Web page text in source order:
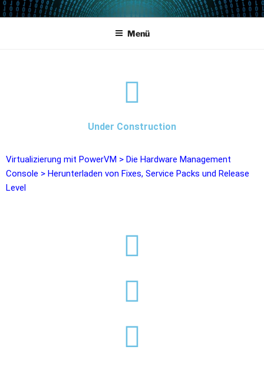
POWERCAMPUS 01
Home of the LPAR-Tool
Menü
Under Construction
Virtualizierung mit PowerVM > Die Hardware Management
Console > Herunterladen von Fixes, Service Packs und Release
Level